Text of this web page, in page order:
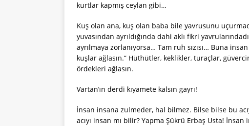
kurtlar kapmış ceylan gibi…
Kuş olan ana, kuş olan baba bile yavrusunu
yuvasından ayrıldığında dahi aklı fikri
ayrılmaya zorlanıyorsa… Tam ruh sızısı… Buna
kuşlar ağlasın.” Hüthütler, keklikler, turaçlar,
ördekleri ağlasın.
Vartan’ın derdi kıyamete kalsın gayrı!
İnsan insana zulmeder, hal bilmez. Bilse bilse bu
acıyı insan mı bilir? Yapma Şükrü Erbaş Usta! İnsan